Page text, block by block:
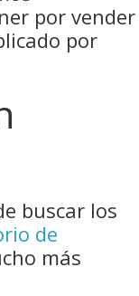
por vender
por
buscar los
de
más